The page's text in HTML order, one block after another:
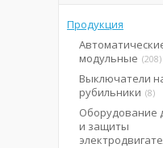
Продукция
модульные 208
Выключатели
рубильники 8
Оборудование
и защиты